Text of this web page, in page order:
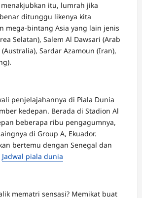
itu, lumrah jika
ditunggu likenya kita
mega-bintang Asia yang lain jenis
Selatan), Salem Al Dawsari (Arab
Sardar Azamoun (Iran),
penjelajahannya di Piala Dunia
kedepan. Berada di Stadion Al
beberapa ribu pengagumnya,
di Group A, Ekuador.
bertemu dengan Senegal dan
Jadwal piala dunia
mematri sensasi? Memikat buat